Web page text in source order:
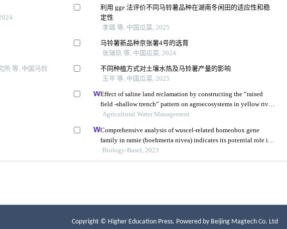
Copyright © Higher Education Press. Powered by Beijing Magtech Co. Ltd